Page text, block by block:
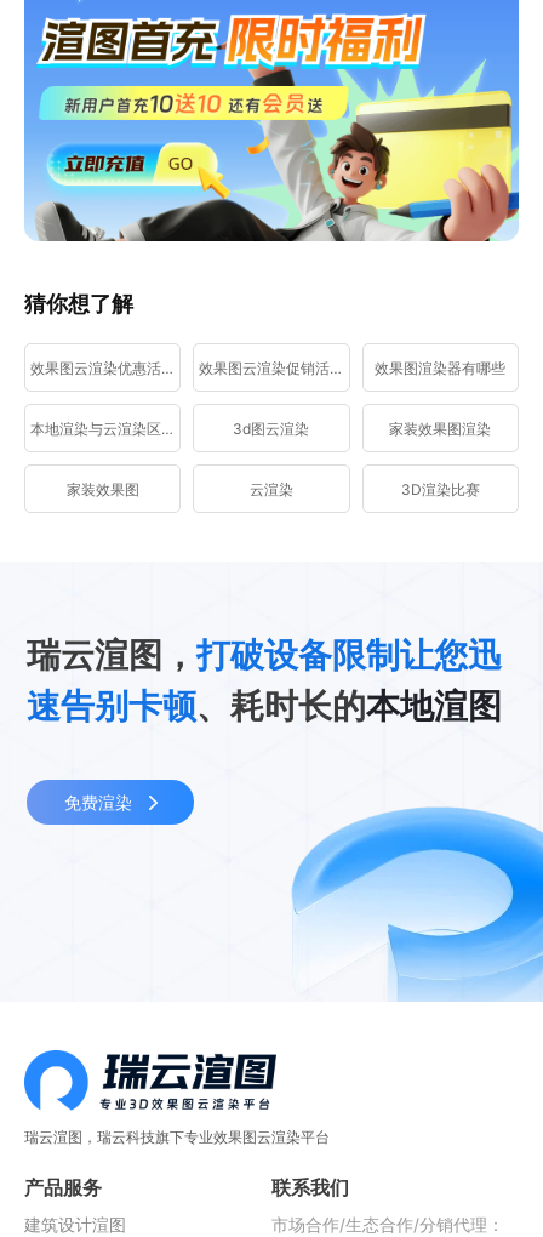
猜你想了解
效果图云渲染优惠活动 效果图云渲染促销活动 效果图渲染器有哪些
本地渲染与云渲染区别 3d图云渲染 家装效果图渲染
家装效果图 云渲染 3D渲染比赛
瑞云渲图，打破设备限制让您迅
速告别卡顿、耗时长的本地渲图
免费渲染
瑞云渲图，瑞云科技旗下专业效果图云渲染平台
产品服务
建筑设计渲图
联系我们
市场合作/生态合作/分销代理：